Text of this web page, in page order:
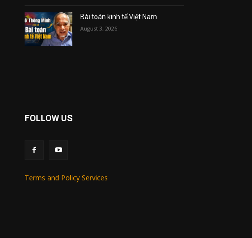
Bài toán kinh tế Việt Nam
August 3, 2026
FOLLOW US
Terms and Policy Services